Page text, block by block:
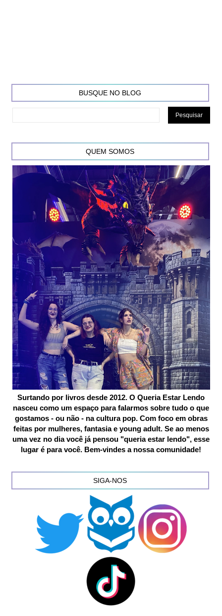
BUSQUE NO BLOG
QUEM SOMOS
Surtando por livros desde 2012. O Queria Estar Lendo
nasceu como um espaço para falarmos sobre tudo o que
gostamos - ou não - na cultura pop. Com foco em obras
feitas por mulheres, fantasia e young adult. Se ao menos
uma vez no dia você já pensou "queria estar lendo", esse
lugar é para você. Bem-vindes a nossa comunidade!
SIGA-NOS